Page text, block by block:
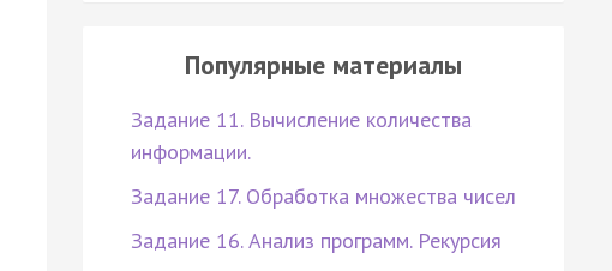
Популярные материалы
Задание 11. Вычисление количества
информации.
Задание 17. Обработка множества чисел
Задание 16. Анализ программ. Рекурсия